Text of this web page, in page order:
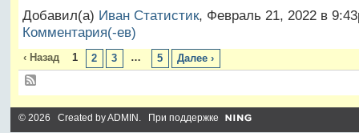
Добавил(а) Иван Статистик, Февраль 21, 2022 в
Комментария(-ев)
‹ Назад 1 2 3 … 5 Далее ›
© 2026 Created byADMIN . При поддержке